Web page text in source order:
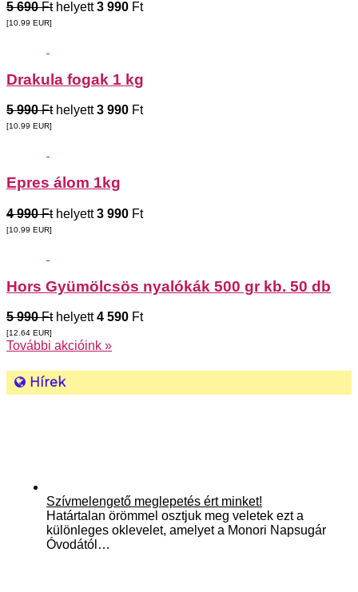
5 690 Fthelyett3 990 Ft
[10.99 EUR]
Drakula fogak 1 kg
5 990 Fthelyett3 990 Ft
[10.99 EUR]
Epres álom 1kg
4 990 Fthelyett3 990 Ft
[10.99 EUR]
Hors Gyümölcsös nyalókák 500 gr kb. 50 db
5 990 Fthelyett4 590 Ft
[12.64 EUR]
További akcióink »
Hírek
Szívmelengető meglepetés ért minket!
Határtalan örömmel osztjuk meg veletek ezt a
különleges oklevelet, amelyet a Monori Napsugár
Óvodától…